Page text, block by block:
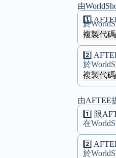
由
1️⃣
於
複製代碼
2️⃣
於
複製代碼
由AFTEE
1️⃣ 限
在
2️⃣
於